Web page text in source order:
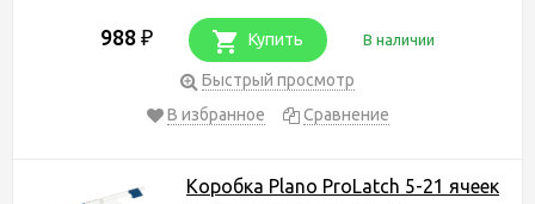
988 ₽ Купить В наличии
Быстрый просмотр
В избранное
Сравнение
Коробка Plano ProLatch 5-21 ячеек